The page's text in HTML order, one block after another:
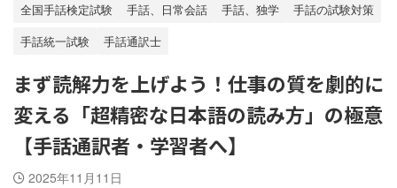
全国手話検定試験
手話、日常会話 手話、独学
手話の試験対策
手話統一試験
手話通訳士
まず読解力を上げよう！仕事の質を劇的に
変える「超精密な日本語の読み方」の極意
【手話通訳者・学習者へ】
2025年11月11日